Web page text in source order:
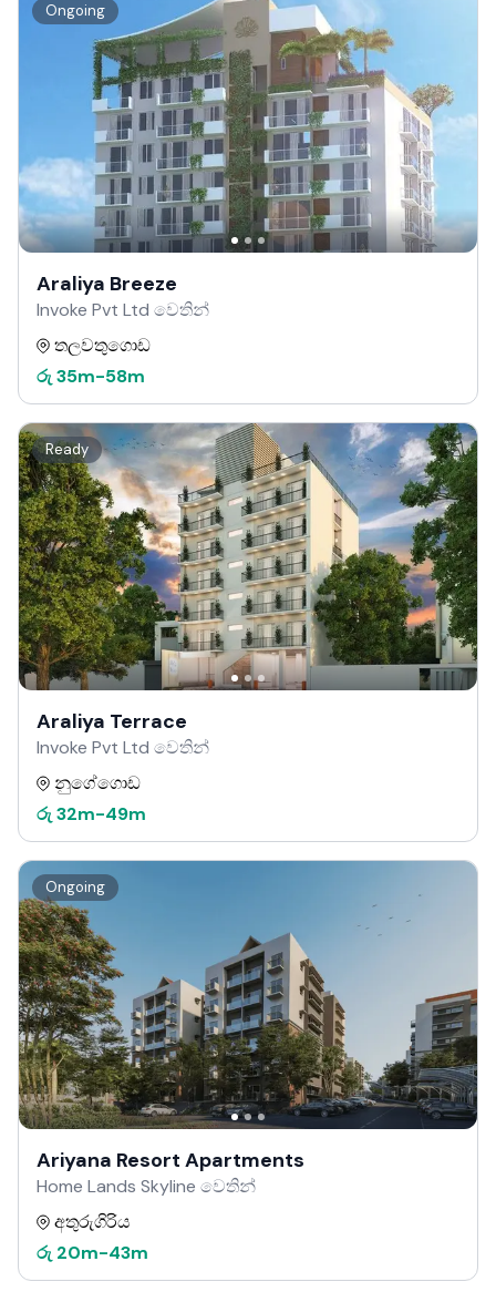
Ongoing
Araliya Breeze
Invoke Pvt Ltd වෙතින්
තලවතුගොඩ
රු 35m-58m
Ready
Araliya Terrace
Invoke Pvt Ltd වෙතින්
නුගේගොඩ
රු 32m-49m
Ongoing
Ariyana Resort Apartments
Home Lands Skyline වෙතින්
අතුරුගිරිය
රු 20m-43m